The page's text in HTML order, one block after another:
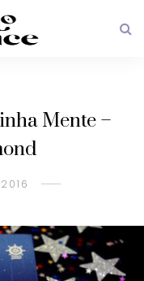
Mente –